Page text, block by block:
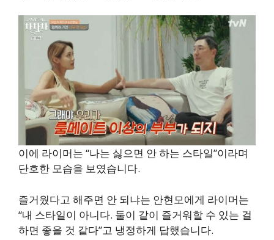
이에 라이머는 “나는 싫으면 안 하는 스타일”이라며
단호한 모습을 보였습니다.
즐거웠다고 해주면 안 되냐는 안현모에게 라이머는
“내 스타일이 아니다. 둘이 같이 즐거워할 수 있는 걸
하면 좋을 것 같다”고 냉정하게 답했습니다.